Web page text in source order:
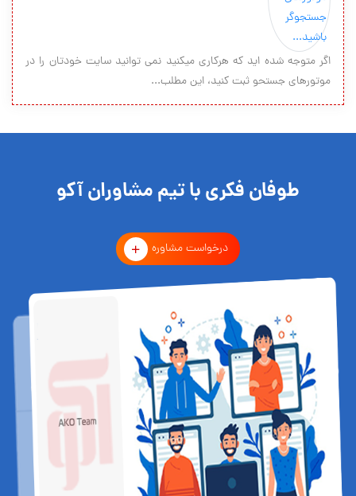
اگر متوجه شده ايد كه هركاري ميكنيد نمي توانيد سايت خودتان را در
موتورهاي جستحو ثبت كنيد، اين مطلب...
طوفان فکری با تیم مشاوران آکو
درخواست مشاوره